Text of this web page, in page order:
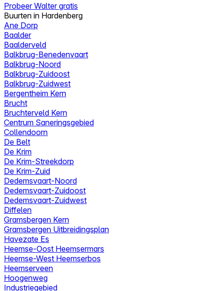
Probeer Walter gratis
Buurten in Hardenberg
Ane Dorp
Baalder
Baalderveld
Balkbrug-Benedenvaart
Balkbrug-Noord
Balkbrug-Zuidoost
Balkbrug-Zuidwest
Bergentheim Kern
Brucht
Bruchterveld Kern
Centrum Saneringsgebied
Collendoorn
De Belt
De Krim
De Krim-Streekdorp
De Krim-Zuid
Dedemsvaart-Noord
Dedemsvaart-Zuidoost
Dedemsvaart-Zuidwest
Diffelen
Gramsbergen Kern
Gramsbergen Uitbreidingsplan
Havezate Es
Heemse-Oost Heemsermars
Heemse-West Heemserbos
Heemserveen
Hoogenweg
Industriegebied